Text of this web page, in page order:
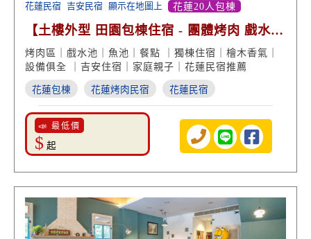
花蓮民宿 吉安民宿 顯示在地圖上 花蓮20人包棟
【土樓外型 田園包棟住宿 - 團體烤肉 戲水玩
樂】
烤肉區｜戲水池｜魚池｜餐點 ｜獨棟住宿｜檜木香氣｜
設備俱全 ｜吉安住宿｜家庭親子｜花蓮民宿推薦
花蓮包棟 花蓮烤肉民宿 花蓮民宿
📣 最低價
$ 起